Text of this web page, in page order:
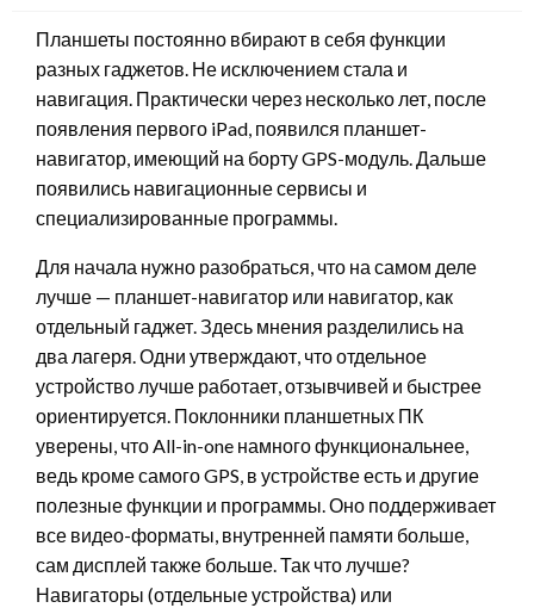
Планшеты постоянно вбирают в себя функции
разных гаджетов. Не исключением стала и
навигация. Практически через несколько лет, после
появления первого iPad, появился планшет-
навигатор, имеющий на борту GPS-модуль. Дальше
появились навигационные сервисы и
специализированные программы.
Для начала нужно разобраться, что на самом деле
лучше — планшет-навигатор или навигатор, как
отдельный гаджет. Здесь мнения разделились на
два лагеря. Одни утверждают, что отдельное
устройство лучше работает, отзывчивей и быстрее
ориентируется. Поклонники планшетных ПК
уверены, что All-in-one намного функциональнее,
ведь кроме самого GPS, в устройстве есть и другие
полезные функции и программы. Оно поддерживает
все видео-форматы, внутренней памяти больше,
сам дисплей также больше. Так что лучше?
Навигаторы (отдельные устройства) или